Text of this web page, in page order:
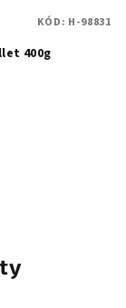
400g
KÓD: H-98831